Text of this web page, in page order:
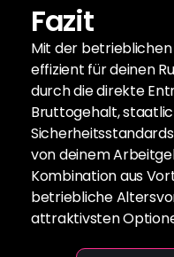
Fazit
Mit der
effizient für deinen
durch die direkte
Bruttogehalt,
von deinem
Kombination aus
betriebliche
attraktivsten